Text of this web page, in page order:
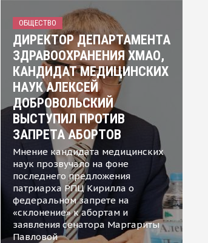
ОБЩЕСТВО
ДИРЕКТОР ДЕПАРТАМЕНТА
ЗДРАВООХРАНЕНИЯ ХМАО,
КАНДИДАТ МЕДИЦИНСКИХ
НАУК АЛЕКСЕЙ
ДОБРОВОЛЬСКИЙ
ВЫСТУПИЛ ПРОТИВ
ЗАПРЕТА АБОРТОВ
Мнение кандидата медицинских
наук прозвучало на фоне
последнего предложения
патриарха РПЦ Кирилла о
федеральном запрете на
«склонение» к абортам и
заявления сенатора Маргариты
Павловой